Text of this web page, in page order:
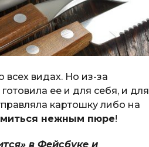
видах. Но из-за
ее и для себя, и для
картошку либо на
нежным пюре!
в Фейсбуке и